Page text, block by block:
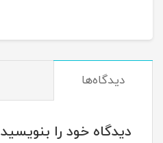
دیدگاه‌ها
دیدگاه خود را بنویسید